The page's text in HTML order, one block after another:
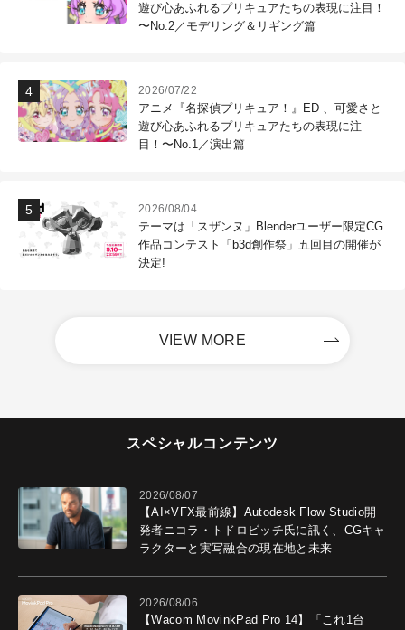
遊び心あふれるプリキュアたちの表現に注目！
〜No.2／モデリング＆リギング篇
2026/07/22
アニメ『名探偵プリキュア！』ED 、可愛さと
遊び心あふれるプリキュアたちの表現に注
目！〜No.1／演出篇
2026/08/04
テーマは「スザンヌ」Blenderユーザー限定CG
作品コンテスト「b3d創作祭」五回目の開催が
決定!
VIEW MORE
スペシャルコンテンツ
2026/08/07
【AI×VFX最前線】Autodesk Flow Studio開
発者ニコラ・トドロビッチ氏に訊く、CGキャ
ラクターと実写融合の現在地と未来
2026/08/06
【Wacom MovinkPad Pro 14】「これ1台